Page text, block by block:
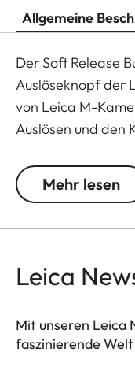
Allgemeine
Der Soft Release
Auslöseknopf der
von Leica M-
Auslösen und den
individuellen Look.
- Hotshoe Cover
- Soft Release
Mehr lesen
Leica
Mit unseren Leica
faszinierende